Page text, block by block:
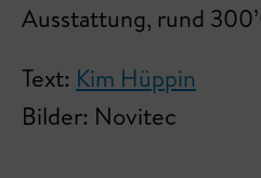
Ausstattung, rund
Text: Kim Hüppin
Bilder: Novitec